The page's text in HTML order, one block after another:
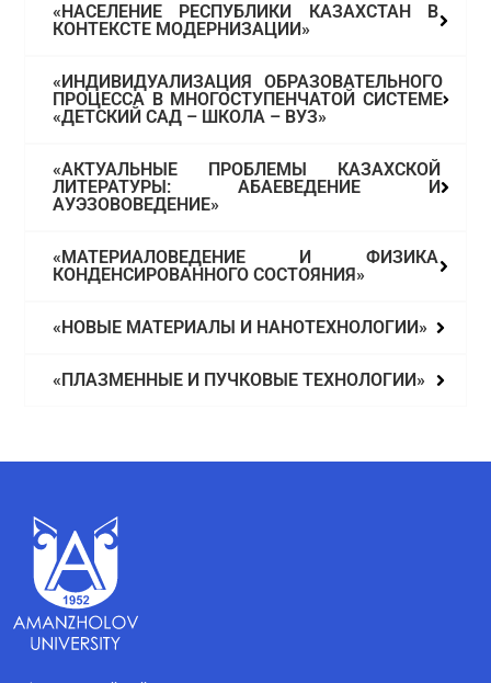
«НАСЕЛЕНИЕ РЕСПУБЛИКИ КАЗАХСТАН В
КОНТЕКСТЕ МОДЕРНИЗАЦИИ»
«ИНДИВИДУАЛИЗАЦИЯ ОБРАЗОВАТЕЛЬНОГО
ПРОЦЕССА В МНОГОСТУПЕНЧАТОЙ СИСТЕМЕ
«ДЕТСКИЙ САД – ШКОЛА – ВУЗ»
«АКТУАЛЬНЫЕ ПРОБЛЕМЫ КАЗАХСКОЙ
ЛИТЕРАТУРЫ: АБАЕВЕДЕНИЕ И
АУЭЗОВОВЕДЕНИЕ»
«МАТЕРИАЛОВЕДЕНИЕ И ФИЗИКА
КОНДЕНСИРОВАННОГО СОСТОЯНИЯ»
«НОВЫЕ МАТЕРИАЛЫ И НАНОТЕХНОЛОГИИ»
«ПЛАЗМЕННЫЕ И ПУЧКОВЫЕ ТЕХНОЛОГИИ»